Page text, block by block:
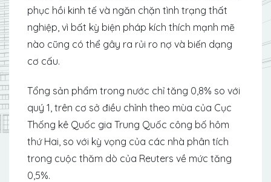
phục hồi kinh tế và ngăn chặn tình trạng thất
nghiệp, vì bất kỳ biện pháp kích thích mạnh mẽ
nào cũng có thể gây ra rủi ro nợ và biến dạng
cơ cấu.
Tổng sản phẩm trong nước chỉ tăng 0,8% so với
quý 1, trên cơ sở điều chỉnh theo mùa của Cục
Thống kê Quốc gia Trung Quốc công bố hôm
thứ Hai, so với kỳ vọng của các nhà phân tích
trong cuộc thăm dò của Reuters về mức tăng
0,5%.